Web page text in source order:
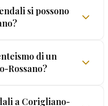
si possono
in una città
coprono ogni
interne, pre-
di un
Rossano?
diretta del
a Corigliano-